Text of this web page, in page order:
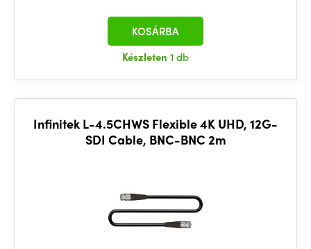
Készleten 1 db
KOSÁRBA
Infinitek L-4.5CHWS Flexible 4K UHD, 12G-
SDI Cable, BNC-BNC 2m